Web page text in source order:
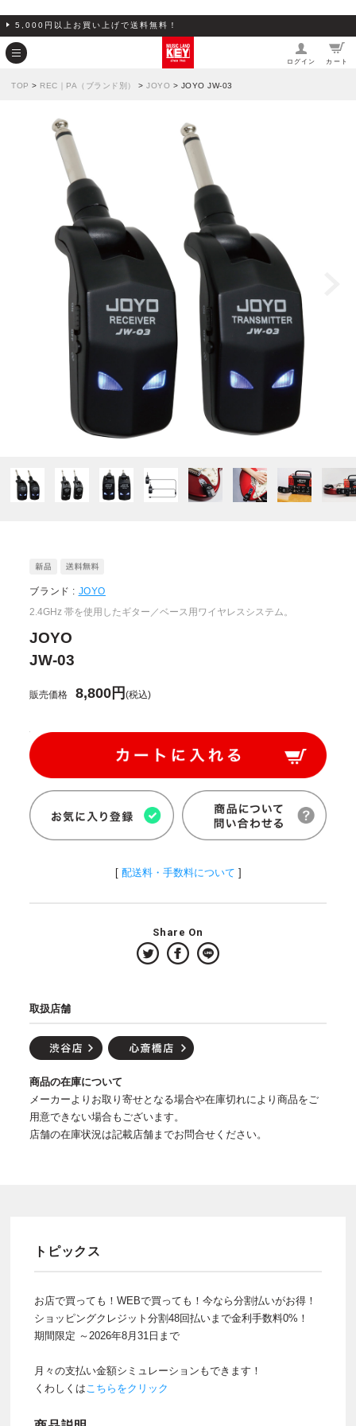
5,000円以上お買い上げで送料無料！
ログイン カート
TOP > REC｜PA（ブランド別） > JOYO > JOYO JW-03
ブランド : JOYO
2.4GHz 帯を使用したギター／ベース用ワイヤレスシステム。
JOYO
JW-03
販売価格 8,800円(税込)
[ 配送料・手数料について ]
Share On
取扱店舗
商品の在庫について
メーカーよりお取り寄せとなる場合や在庫切れにより商品をご
用意できない場合もございます。
店舗の在庫状況は記載店舗までお問合せください。
トピックス
お店で買っても！WEBで買っても！今なら分割払いがお得！
ショッピングクレジット分割48回払いまで金利手数料0%！
期間限定 ～2026年8月31日まで
月々の支払い金額シミュレーションもできます！
くわしくはこちらをクリック